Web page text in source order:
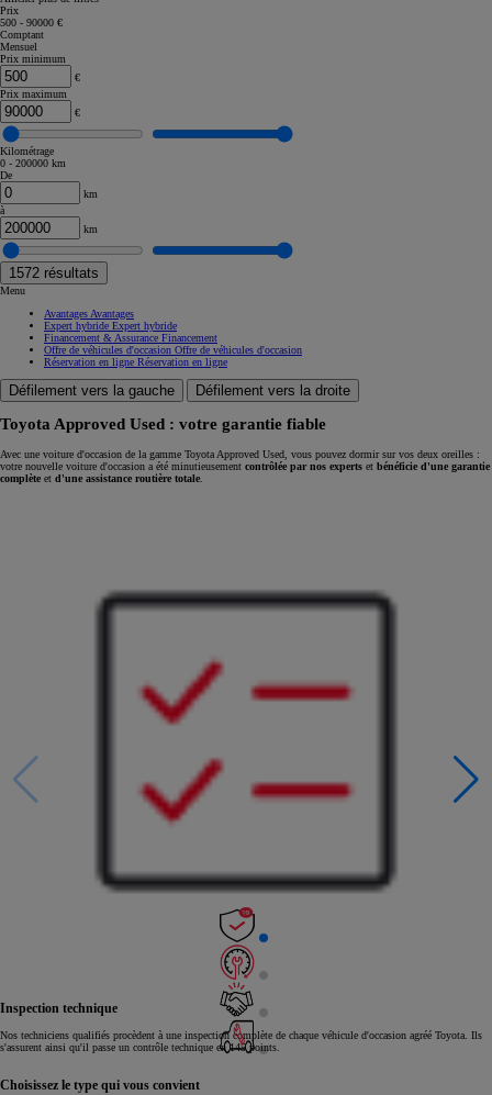
Prix
500 - 90000 €
Comptant
Mensuel
Prix minimum
€
Prix maximum
€
Kilométrage
0 - 200000 km
De
km
à
km
1572 résultats
Menu
Avantages Avantages
Expert hybride Expert hybride
Financement & Assurance Financement
Offre de véhicules d'occasion Offre de véhicules d'occasion
Réservation en ligne Réservation en ligne
Défilement vers la gauche Défilement vers la droite
Toyota Approved Used : votre garantie fiable
Avec une voiture d'occasion de la gamme Toyota Approved Used, vous pouvez dormir sur vos deux oreilles :
votre nouvelle voiture d'occasion a été minutieusement contrôlée par nos experts et bénéficie d'une garantie
complète et d'une assistance routière totale
Inspection technique
Nos techniciens qualifiés procèdent à une inspection complète de chaque véhicule d'occasion agréé Toyota. Ils
s'assurent ainsi qu'il passe un contrôle technique en 145 points.
Choisissez le type qui vous convient